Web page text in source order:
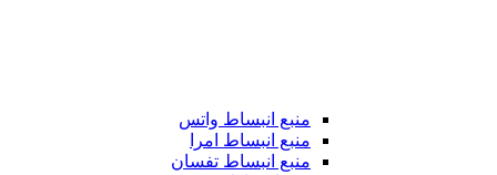
منبع انبساط واتس
منبع انبساط امرا
منبع انبساط تفسان